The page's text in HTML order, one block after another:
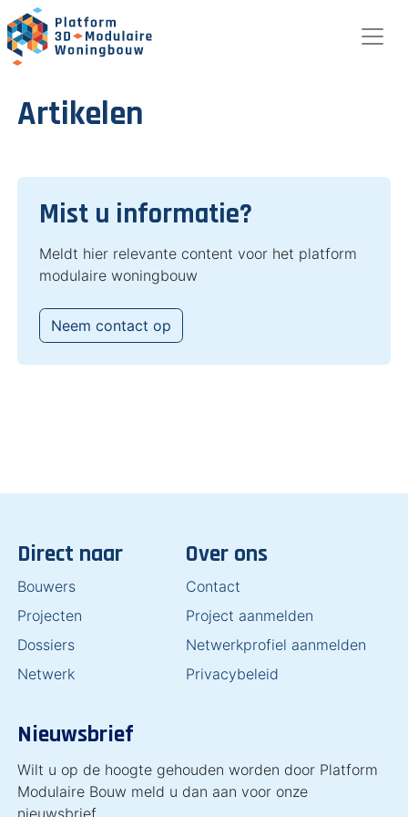
Artikelen
Mist u informatie?
Meldt hier relevante content voor het platform
modulaire woningbouw
Neem contact op
Direct naar
Bouwers
Projecten
Dossiers
Netwerk
Over ons
Contact
Project aanmelden
Netwerkprofiel aanmelden
Privacybeleid
Nieuwsbrief
Wilt u op de hoogte gehouden worden door Platform
Modulaire Bouw meld u dan aan voor onze
nieuwsbrief.